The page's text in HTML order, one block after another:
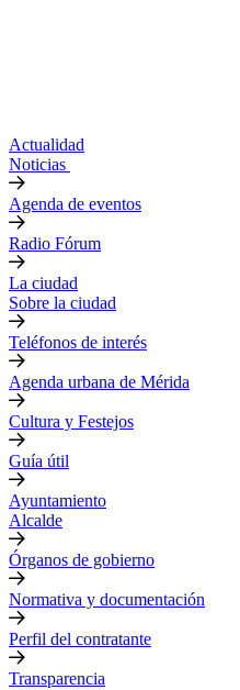
Actualidad
Noticias
Agenda de eventos
Radio Fórum
La ciudad
Sobre la ciudad
Teléfonos de interés
Agenda urbana de Mérida
Cultura y Festejos
Guía útil
Ayuntamiento
Alcalde
Órganos de gobierno
Normativa y documentación
Perfil del contratante
Transparencia